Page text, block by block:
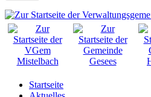
Startseite